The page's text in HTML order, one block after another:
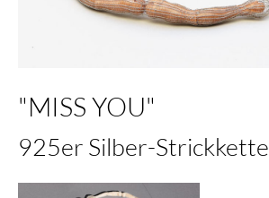
"MISS YOU"
925er Silber-Strickkette